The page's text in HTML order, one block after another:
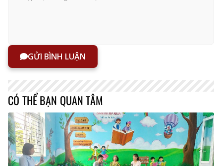
GỬI BÌNH LUẬN
CÓ THỂ BẠN QUAN TÂM